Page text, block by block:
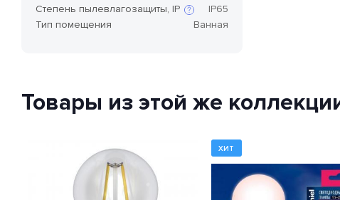
Степень пылевлагозащиты, IP
«код защиты от
проникновения»), — это
защиты внешней оболочки
устройства от попадания внутрь
нежелательных объектов и
доступа к незащищенным
частям девайса.
IP65
Тип помещения
Ванная
Товары из этой же
ХИТ